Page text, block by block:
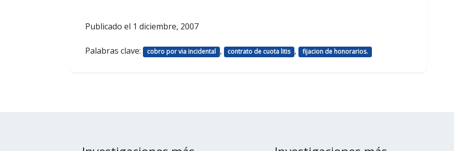
Publicado el 1 diciembre, 2007
Palabras clave: cobro por via incidental , contrato de cuota litis , fijacion de honorarios.